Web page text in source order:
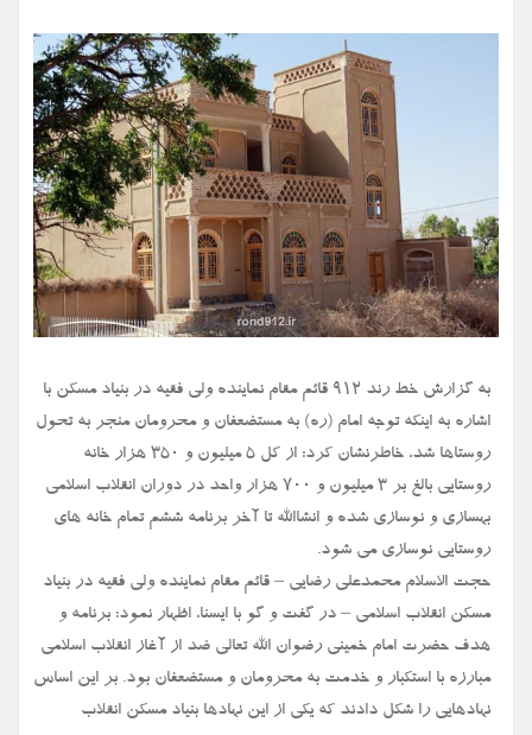
به گزارش خط رند ۹۱۲ قائم مقام نماینده ولی فقیه در بنیاد مسکن با
اشاره به اینکه توجه امام (ره) به مستضعفان و محرومان منجر به تحول
روستاها شد، خاطرنشان کرد: از کل ۵ میلیون و ۳۵۰ هزار خانه
روستایی بالغ بر ۳ میلیون و ۷۰۰ هزار واحد در دوران انقلاب اسلامی
بهسازی و نوسازی شده و انشاالله تا آخر برنامه ششم تمام خانه های
روستایی نوسازی می شود.
حجت الاسلام محمدعلی رضایی – قائم مقام نماینده ولی فقیه در بنیاد
مسکن انقلاب اسلامی – در گفت و گو با ایسنا، اظهار نمود: برنامه و
هدف حضرت امام خمینی رضوان الله تعالی ضد از آغاز انقلاب اسلامی
مبارزه با استکبار و خدمت به محرومان و مستضعفان بود. بر این اساس
نهادهایی را شکل دادند که یکی از این نهادها بنیاد مسکن انقلاب